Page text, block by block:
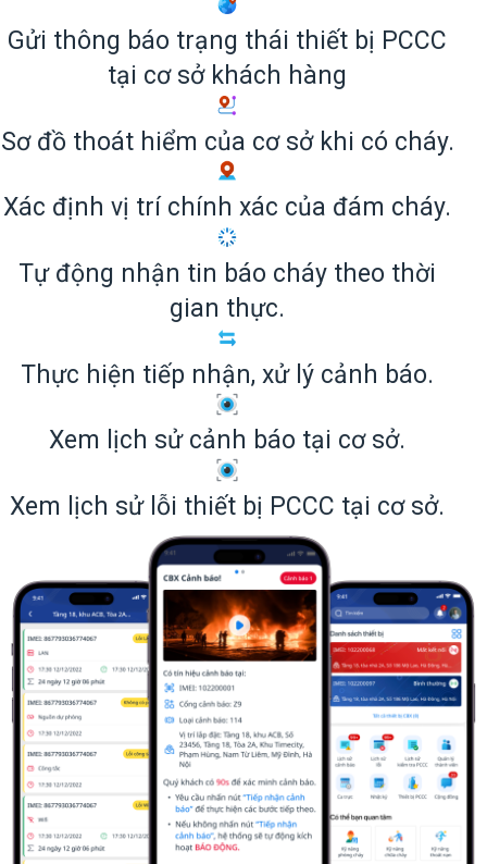
Gửi thông báo trạng thái thiết bị PCCC
tại cơ sở khách hàng
Sơ đồ thoát hiểm của cơ sở khi có cháy.
Xác định vị trí chính xác của đám cháy.
Tự động nhận tin báo cháy theo thời
gian thực.
Thực hiện tiếp nhận, xử lý cảnh báo.
Xem lịch sử cảnh báo tại cơ sở.
Xem lịch sử lỗi thiết bị PCCC tại cơ sở.